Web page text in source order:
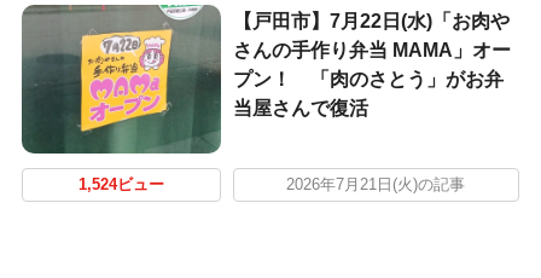
【戸田市】7月22日(水)「お肉や
さんの手作り弁当 MAMA」オー
プン！ 「肉のさとう」がお弁
当屋さんで復活
1,524ビュー 2026年7月21日(火)の記事